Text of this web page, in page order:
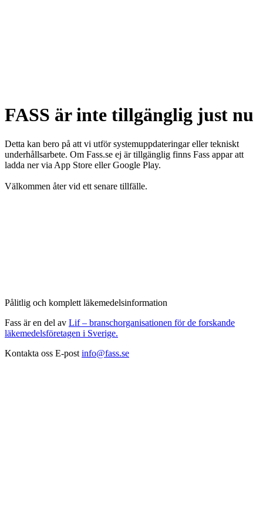
FASS är inte tillgänglig just nu
Detta kan bero på att vi utför systemuppdateringar eller tekniskt
underhållsarbete. Om Fass.se ej är tillgänglig finns Fass appar att
ladda ner via App Store eller Google Play.
Välkommen åter vid ett senare tillfälle.
Pålitlig och komplett läkemedelsinformation
Fass är en del av Lif – branschorganisationen för de forskande
läkemedelsföretagen i Sverige.
Kontakta oss E-post info@fass.se